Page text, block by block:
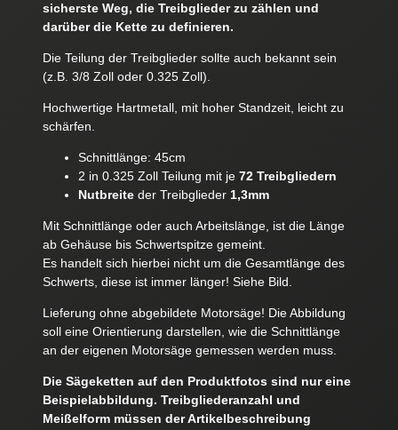
sicherste Weg, die Treibglieder zu zählen und
darüber die Kette zu definieren.
Die Teilung der Treibglieder sollte auch bekannt sein
(z.B. 3/8 Zoll oder 0.325 Zoll).
Hochwertige Hartmetall, mit hoher Standzeit, leicht zu
schärfen.
Schnittlänge: 45cm
2 in 0.325 Zoll Teilung mit je 72 Treibgliedern
Nutbreiteder Treibglieder 1,3mm
Mit Schnittlänge oder auch Arbeitslänge, ist die Länge
ab Gehäuse bis Schwertspitze gemeint.
Es handelt sich hierbei nicht um die Gesamtlänge des
Schwerts, diese ist immer länger! Siehe Bild.
Lieferung ohne abgebildete Motorsäge! Die Abbildung
soll eine Orientierung darstellen, wie die Schnittlänge
an der eigenen Motorsäge gemessen werden muss.
Die Sägeketten auf den Produktfotos sind nur eine
Beispielabbildung. Treibgliederanzahl und
Meißelform müssen der Artikelbeschreibung